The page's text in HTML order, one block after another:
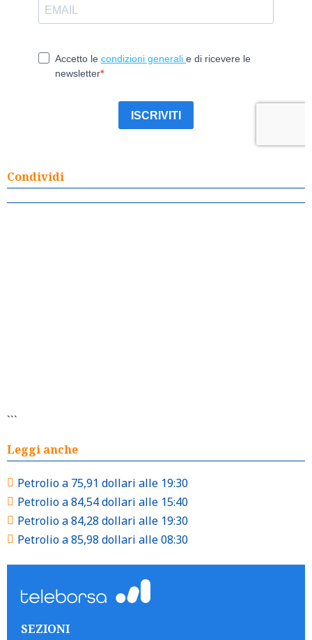
Condividi
```
Leggi anche
Petrolio a 75,91 dollari alle 19:30
Petrolio a 84,54 dollari alle 15:40
Petrolio a 84,28 dollari alle 19:30
Petrolio a 85,98 dollari alle 08:30
SEZIONI